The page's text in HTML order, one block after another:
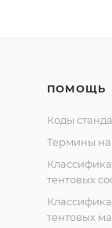
ПОМОЩЬ
Коды
Термины на
тентовых
тентовых